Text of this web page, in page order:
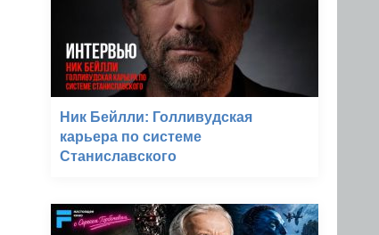
Ник Бейлли: Голливудская
карьера по системе
Станиславского